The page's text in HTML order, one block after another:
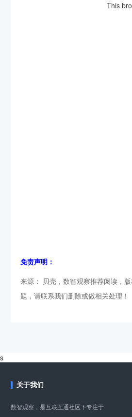
This
免责声明：
来源： 贝壳，数智观察推荐阅读，
题，请联系我们删除或做相关处理！
s
关于我们
数智观察，是互联互通社区下专注于